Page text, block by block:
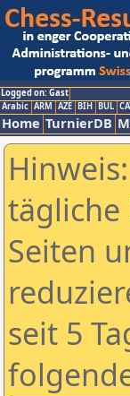
Logged on: Gast
Arabic ARM AZE BIH BUL
Home TurnierDB
tägliche
Seiten
seit 5